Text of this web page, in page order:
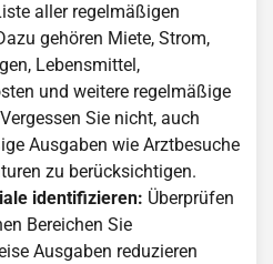
aller regelmäßigen
gehören Miete, Strom,
Lebensmittel,
und weitere regelmäßige
Sie nicht, auch
Ausgaben wie Arztbesuche
zu berücksichtigen.
identifizieren: Überprüfen
Bereichen Sie
Ausgaben reduzieren